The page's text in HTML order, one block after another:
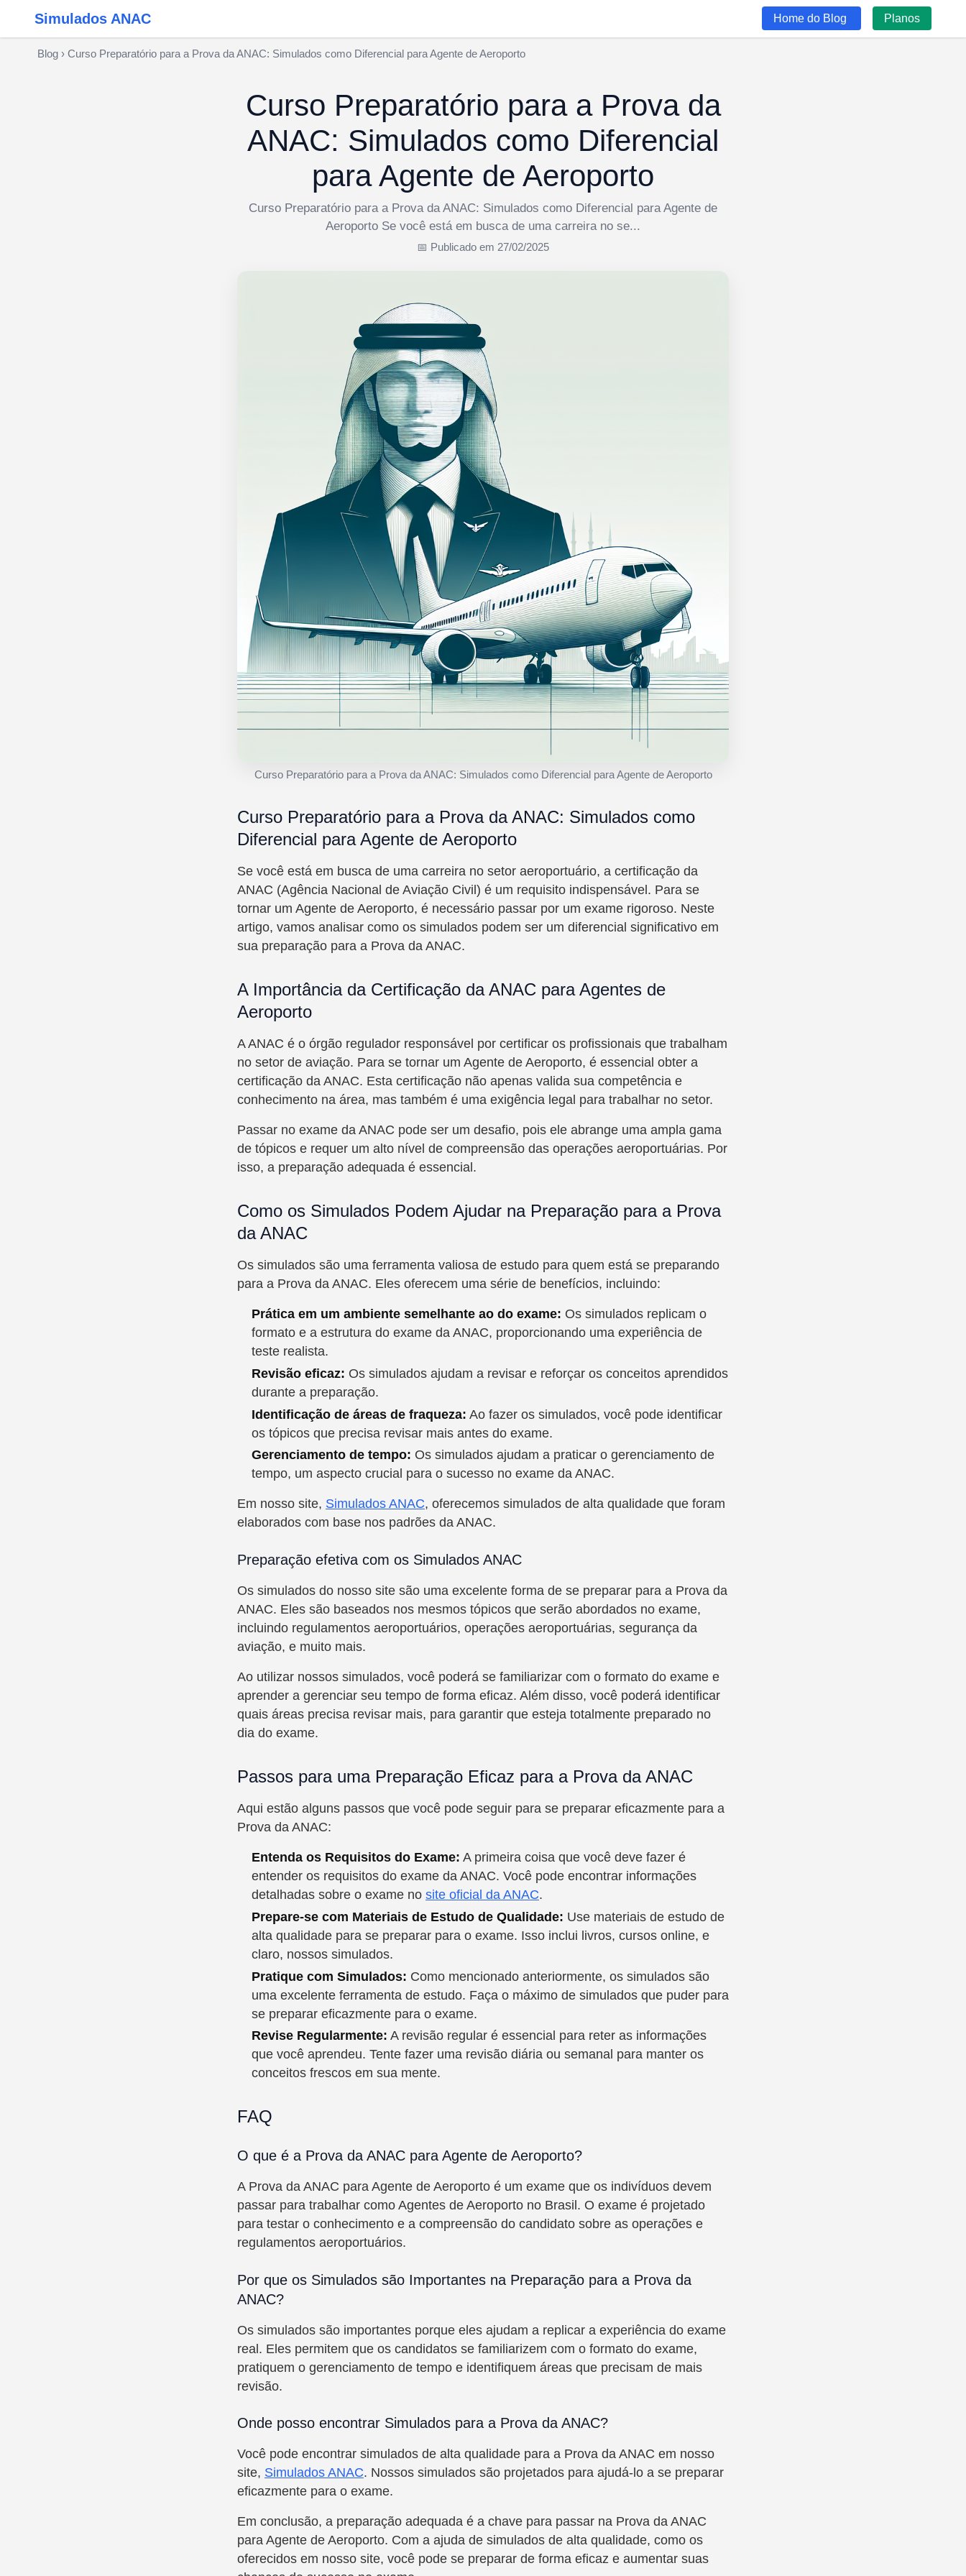
Simulados ANAC Home do Blog Planos
Blog › Curso Preparatório para a Prova da ANAC: Simulados como Diferencial para Agente de Aeroporto
Curso Preparatório para a Prova da
ANAC: Simulados como Diferencial
para Agente de Aeroporto
Curso Preparatório para a Prova da ANAC: Simulados como Diferencial para Agente de
Aeroporto Se você está em busca de uma carreira no se...
📅 Publicado em 27/02/2025
Curso Preparatório para a Prova da ANAC: Simulados como Diferencial para Agente de Aeroporto
Curso Preparatório para a Prova da ANAC: Simulados como
Diferencial para Agente de Aeroporto
Se você está em busca de uma carreira no setor aeroportuário, a certificação da
ANAC (Agência Nacional de Aviação Civil) é um requisito indispensável. Para se
tornar um Agente de Aeroporto, é necessário passar por um exame rigoroso. Neste
artigo, vamos analisar como os simulados podem ser um diferencial significativo em
sua preparação para a Prova da ANAC.
A Importância da Certificação da ANAC para Agentes de
Aeroporto
A ANAC é o órgão regulador responsável por certificar os profissionais que trabalham
no setor de aviação. Para se tornar um Agente de Aeroporto, é essencial obter a
certificação da ANAC. Esta certificação não apenas valida sua competência e
conhecimento na área, mas também é uma exigência legal para trabalhar no setor.
Passar no exame da ANAC pode ser um desafio, pois ele abrange uma ampla gama
de tópicos e requer um alto nível de compreensão das operações aeroportuárias. Por
isso, a preparação adequada é essencial.
Como os Simulados Podem Ajudar na Preparação para a Prova
da ANAC
Os simulados são uma ferramenta valiosa de estudo para quem está se preparando
para a Prova da ANAC. Eles oferecem uma série de benefícios, incluindo:
Prática em um ambiente semelhante ao do exame: Os simulados replicam o
formato e a estrutura do exame da ANAC, proporcionando uma experiência de
teste realista.
Revisão eficaz: Os simulados ajudam a revisar e reforçar os conceitos aprendidos
durante a preparação.
Identificação de áreas de fraqueza: Ao fazer os simulados, você pode identificar
os tópicos que precisa revisar mais antes do exame.
Gerenciamento de tempo: Os simulados ajudam a praticar o gerenciamento de
tempo, um aspecto crucial para o sucesso no exame da ANAC.
Em nosso site, Simulados ANAC, oferecemos simulados de alta qualidade que foram
elaborados com base nos padrões da ANAC.
Preparação efetiva com os Simulados ANAC
Os simulados do nosso site são uma excelente forma de se preparar para a Prova da
ANAC. Eles são baseados nos mesmos tópicos que serão abordados no exame,
incluindo regulamentos aeroportuários, operações aeroportuárias, segurança da
aviação, e muito mais.
Ao utilizar nossos simulados, você poderá se familiarizar com o formato do exame e
aprender a gerenciar seu tempo de forma eficaz. Além disso, você poderá identificar
quais áreas precisa revisar mais, para garantir que esteja totalmente preparado no
dia do exame.
Passos para uma Preparação Eficaz para a Prova da ANAC
Aqui estão alguns passos que você pode seguir para se preparar eficazmente para a
Prova da ANAC:
Entenda os Requisitos do Exame: A primeira coisa que você deve fazer é
entender os requisitos do exame da ANAC. Você pode encontrar informações
detalhadas sobre o exame no site oficial da ANAC.
Prepare-se com Materiais de Estudo de Qualidade: Use materiais de estudo de
alta qualidade para se preparar para o exame. Isso inclui livros, cursos online, e
claro, nossos simulados.
Pratique com Simulados: Como mencionado anteriormente, os simulados são
uma excelente ferramenta de estudo. Faça o máximo de simulados que puder para
se preparar eficazmente para o exame.
Revise Regularmente: A revisão regular é essencial para reter as informações
que você aprendeu. Tente fazer uma revisão diária ou semanal para manter os
conceitos frescos em sua mente.
FAQ
O que é a Prova da ANAC para Agente de Aeroporto?
A Prova da ANAC para Agente de Aeroporto é um exame que os indivíduos devem
passar para trabalhar como Agentes de Aeroporto no Brasil. O exame é projetado
para testar o conhecimento e a compreensão do candidato sobre as operações e
regulamentos aeroportuários.
Por que os Simulados são Importantes na Preparação para a Prova da
ANAC?
Os simulados são importantes porque eles ajudam a replicar a experiência do exame
real. Eles permitem que os candidatos se familiarizem com o formato do exame,
pratiquem o gerenciamento de tempo e identifiquem áreas que precisam de mais
revisão.
Onde posso encontrar Simulados para a Prova da ANAC?
Você pode encontrar simulados de alta qualidade para a Prova da ANAC em nosso
site, Simulados ANAC. Nossos simulados são projetados para ajudá-lo a se preparar
eficazmente para o exame.
Em conclusão, a preparação adequada é a chave para passar na Prova da ANAC
para Agente de Aeroporto. Com a ajuda de simulados de alta qualidade, como os
oferecidos em nosso site, você pode se preparar de forma eficaz e aumentar suas